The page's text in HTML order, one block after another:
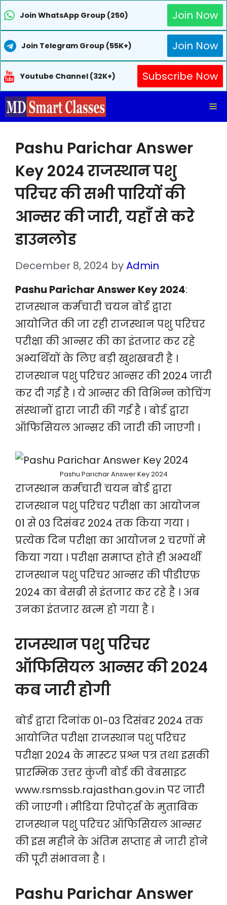
Join WhatsApp Group (250) Join Now
Join Telegram Group (55K+) Join Now
Youtube Channel (32K+)
Subscribe Now
Skip
to
Pashu Parichar Answer
Key 2024 राजस्थान पशु
परिचर की सभी पारियों की
आन्सर की जारी, यहाँ से करे
डाउनलोड
December 8, 2024 byAdmin
Pashu Parichar Answer Key 2024:
राजस्थान कर्मचारी चयन बोर्ड द्वारा
आयोजित की जा रही राजस्थान पशु परिचर
परीक्षा की आन्सर की का इंतजार कर रहे
अभ्यर्थियों के लिए बड़ी खुशखबरी है ।
राजस्थान पशु परिचर आन्सर की 2024 जारी
कर दी गई है । ये आन्सर की विभिन्न कोचिंग
संस्थानों द्वारा जारी की गई है । बोर्ड द्वारा
ऑफिसियल आन्सर की जारी की जाएगी ।
Pashu Parichar Answer Key 2024
राजस्थान कर्मचारी चयन बोर्ड द्वारा
राजस्थान पशु परिचर परीक्षा का आयोजन
01 से 03 दिसंबर 2024 तक किया गया ।
प्रत्येक दिन परीक्षा का आयोजन 2 चरणों मे
किया गया । परीक्षा समाप्त होते ही अभ्यर्थी
राजस्थान पशु परिचर आन्सर की पीडीएफ़
2024 का बेसब्री से इंतजार कर रहे है । अब
उनका इंतजार खत्म हो गया है ।
राजस्थान पशु परिचर
ऑफिसियल आन्सर की 2024
कब जारी होगी
बोर्ड द्वारा दिनांक 01-03 दिसंबर 2024 तक
आयोजित परीक्षा राजस्थान पशु परिचर
परीक्षा 2024 के मास्टर प्रश्न पत्र तथा इसकी
प्रारम्भिक उत्तर कुंजी बोर्ड की वेबसाइट
www.rsmssb.rajasthan.gov.in पर जारी
की जाएगी । मीडिया रिपोर्ट्स के मुताबिक
राजस्थान पशु परिचर ऑफिसियल आन्सर
की इस महीने के अंतिम सप्ताह मे जारी होने
की पूरी संभावना है ।
Pashu Parichar Answer